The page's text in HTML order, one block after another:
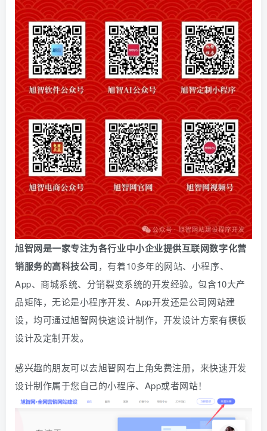
旭智网是一家专注为各行业中小企业提供互联网数字化营
销服务的高科技公司，有着10多年的网站、小程序、
App、商城系统、 分销裂变系统的开发经验。包含10大产
品矩阵，无论是小程序开发、App开发还是公司网站建
设，均可通过旭智网快速设计制作，开发设计方案有模板
设计及定制开发。
感兴趣的朋友可以去旭智网右上角免费注册， 来快速开发
设计制作属于您自己的小程序、App或者网站！